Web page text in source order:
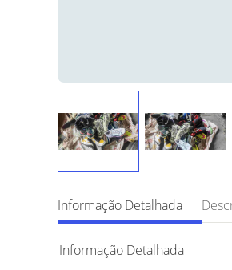
Informação Detalhada
Informação Detalhada